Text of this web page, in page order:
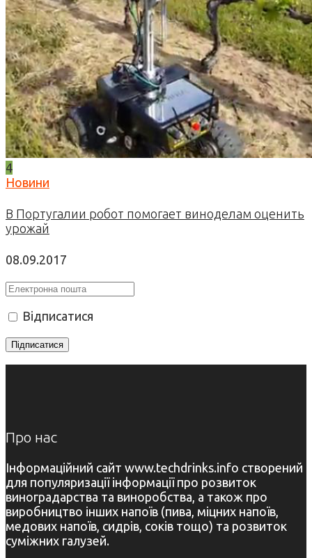
4
Новини
В Португалии робот помогает виноделам оценить
урожай
08.09.2017
Відписатися
Про нас
Інформаційний сайт www.techdrinks.info створений
для популяризації інформації про розвиток
виноградарства та виноробства, а також про
виробництво інших напоїв (пива, міцних напоїв,
медових напоїв, сидрів, соків тощо) та розвиток
суміжних галузей.